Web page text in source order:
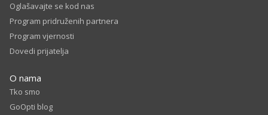
Oglašavajte se kod nas
Program pridruženih partnera
Program vjernosti
Dovedi prijatelja
O nama
Tko smo
GoOpti blog